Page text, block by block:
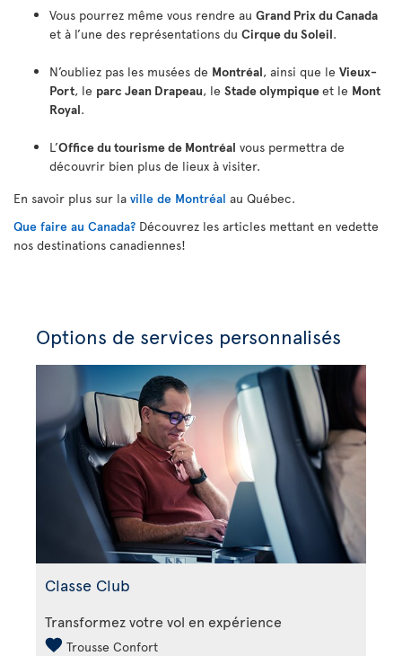
Vous pourrez même vous rendre au Grand Prix du Canada
et à l’une des représentations du Cirque du Soleil.
N’oubliez pas les musées de Montréal, ainsi que le Vieux-
Port, le parc Jean Drapeau, le Stade olympiqueet le Mont
Royal.
L’Office du tourisme de Montréal vous permettra de
découvrir bien plus de lieux à visiter.
En savoir plus sur la ville de Montréal au Québec.
Que faire au Canada? Découvrez les articles mettant en vedette
nos destinations canadiennes!
Options de services personnalisés
Classe Club
Transformez votre vol en expérience
Trousse Confort